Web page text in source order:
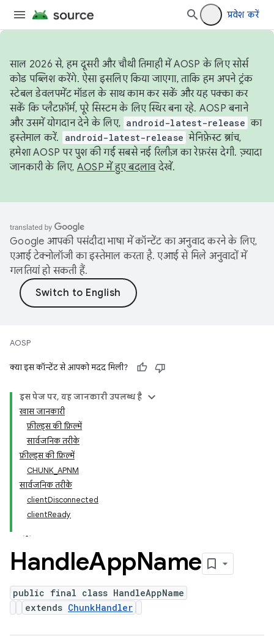
प्रवेश करें
साल 2026 से, हम दूसरी और चौथी तिमाही में AOSP के लिए सोर्स
कोड पब्लिश करेंगे. ऐसा इसलिए किया जाएगा, ताकि हम अपने ट्रंक
स्टेबल डेवलपमेंट मॉडल के साथ काम कर सकें और यह पक्का कर
सकें कि प्लैटफ़ॉर्म, पूरे सिस्टम के लिए स्थिर बना रहे. AOSP बनाने
और उसमें योगदान देने के लिए, android-latest-release का
इस्तेमाल करें.
android-latest-release मेनिफ़ेस्ट ब्रांच,
हमेशा AOSP पर पुश की गई सबसे नई रिलीज़ का रेफ़रंस देगी. ज़्यादा
जानकारी के लिए, AOSP में हुए बदलावदेखें.
Google आपकी पसंदीदा भाषा में कॉन्टेंट का अनुवाद करने के लिए,
एआई टेक्नोलॉजी का इस्तेमाल करता है. एआई से मिले अनुवादों में
गलतियां हो सकती हैं.
AOSP
क्या इस कॉन्टेंट से आपको मदद मिली?
इस पेज पर, यह जानकारी उपलब्ध है
खास जानकारी
फ़ील्ड्स की फ़िल्में
सार्वजनिक तरीके
फ़ील्ड्स की फ़िल्में
CHUNK_APNM
सार्वजनिक तरीके
clientDisconnected
clientReady
HandleAppName
public final class HandleAppName
extends ChunkHandler